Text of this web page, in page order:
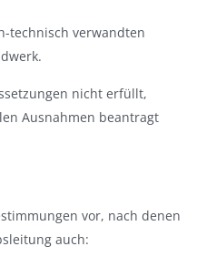
technisch verwandten
nicht erfüllt,
Ausnahmen beantragt
vor, nach denen
auch: